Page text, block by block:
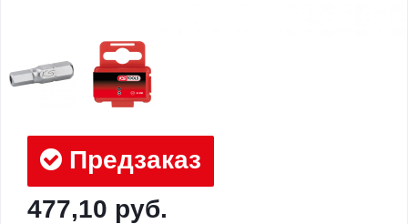
Предзаказ
477,10 руб.